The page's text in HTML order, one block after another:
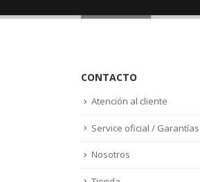
CONTACTO
Atención al cliente
Service oficial / Garantías
Nosotros